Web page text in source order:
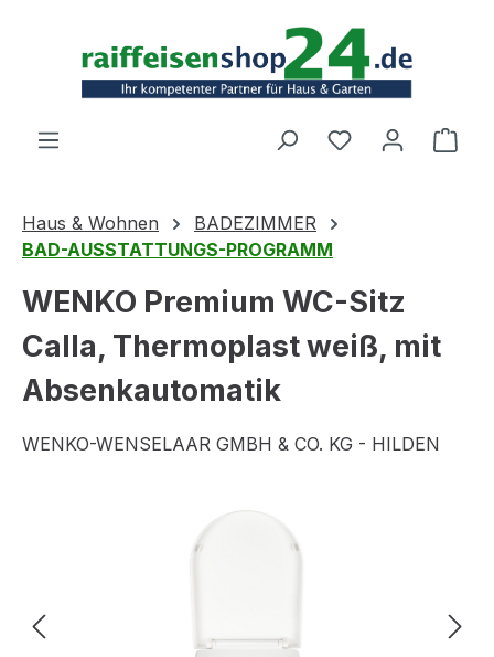
Haus & Wohnen
BADEZIMMER
BAD-AUSSTATTUNGS-PROGRAMM
WENKO Premium WC-Sitz
Calla, Thermoplast weiß, mit
Absenkautomatik
WENKO-WENSELAAR GMBH & CO. KG - HILDEN
Bildergalerie überspringen